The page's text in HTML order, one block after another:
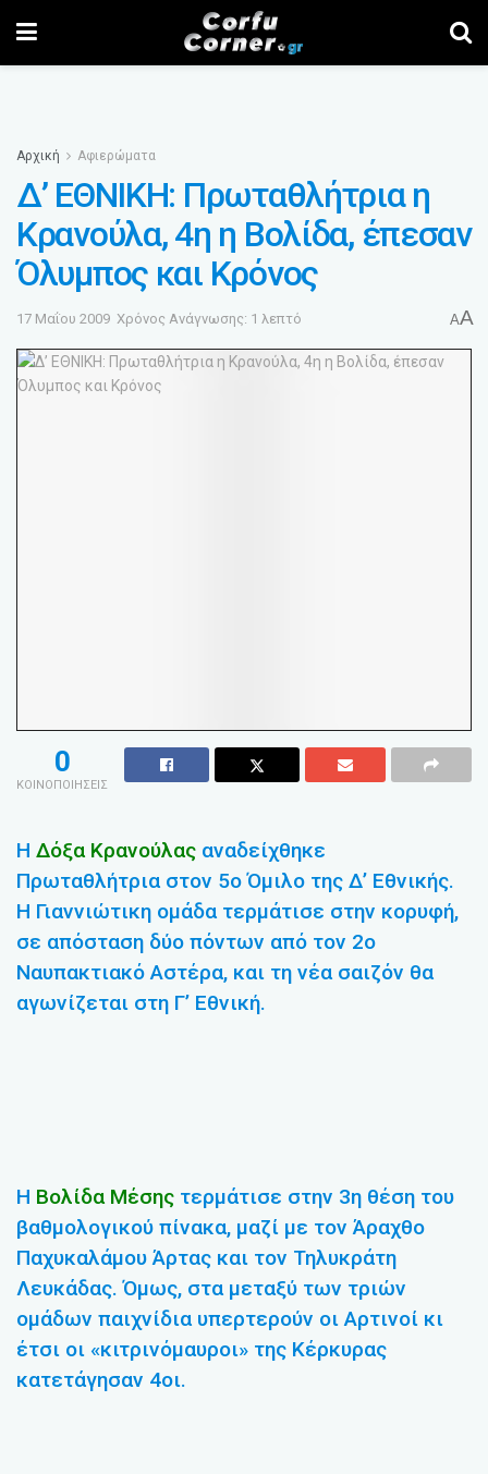
Αρχική Αφιερώματα
Δ’ ΕΘΝΙΚΗ: Πρωταθλήτρια η
Κρανούλα, 4η η Βολίδα, έπεσαν
Όλυμπος και Κρόνος
17 Μαΐου 2009 Χρόνος Ανάγνωσης: 1 λεπτό AA
0
ΚΟΙΝΟΠΟΙΗΣΕΙΣ
Η Δόξα Κρανούλας αναδείχθηκε
Πρωταθλήτρια στον 5ο Όμιλο της Δ’ Εθνικής.
Η Γιαννιώτικη ομάδα τερμάτισε στην κορυφή,
σε απόσταση δύο πόντων από τον 2ο
Ναυπακτιακό Αστέρα, και τη νέα σαιζόν θα
αγωνίζεται στη Γ’ Εθνική.
Η Βολίδα Μέσης τερμάτισε στην 3η θέση του
βαθμολογικού πίνακα, μαζί με τον Άραχθο
Παχυκαλάμου Άρτας και τον Τηλυκράτη
Λευκάδας. Όμως, στα μεταξύ των τριών
ομάδων παιχνίδια υπερτερούν οι Αρτινοί κι
έτσι οι «κιτρινόμαυροι» της Κέρκυρας
κατετάγησαν 4οι.